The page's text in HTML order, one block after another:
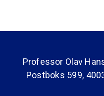
Professor Olav
Postboks 599,